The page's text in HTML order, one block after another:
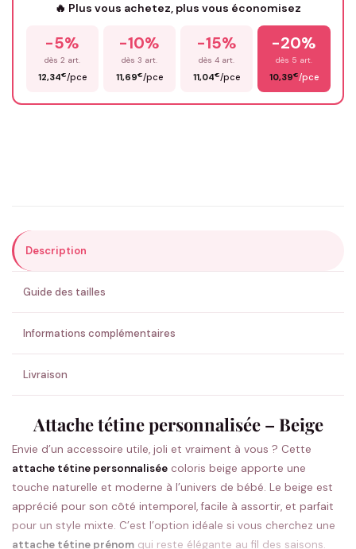
Prénom*
ENVOYER MA DEMANDE ✨
💚 Retour sous 24-48h🇫🇷 Flocage en France✅ Validation avant fabrication
🔥 Plus vous achetez, plus vous économisez
-5%
dès 2 art.
12,34€/pce
-10%
dès 3 art.
11,69€/pce
-15%
dès 4 art.
11,04€/pce
-20%
dès 5 art.
10,39€/pce
Description
Guide des tailles
Informations complémentaires
Livraison
Attache tétine personnalisée – Beige
Envie d’un accessoire utile, joli et vraiment à vous ? Cette
attache tétine personnalisée coloris beige apporte une
touche naturelle et moderne à l’univers de bébé. Le beige est
apprécié pour son côté intemporel, facile à assortir, et parfait
pour un style mixte. C’est l’option idéale si vous cherchez une
attache tétine prénom qui reste élégante au fil des saisons.